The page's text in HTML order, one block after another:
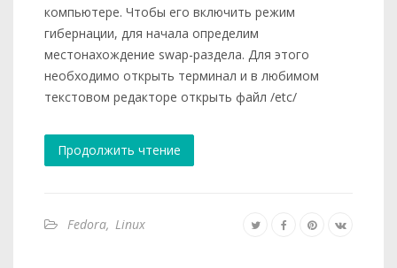
компьютере. Чтобы его включить режим
гибернации, для начала определим
местонахождение swap-раздела. Для этого
необходимо открыть терминал и в любимом
текстовом редакторе открыть файл /etc/
Продолжить чтение
Fedora, Linux